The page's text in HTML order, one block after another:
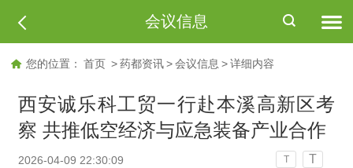
会议信息
您的位置： 首页 > 药都资讯 > 会议信息 > 详细内容
西安诚乐科工贸一行赴本溪高新区考
察 共推低空经济与应急装备产业合作
2026-04-09 22:30:09 T T